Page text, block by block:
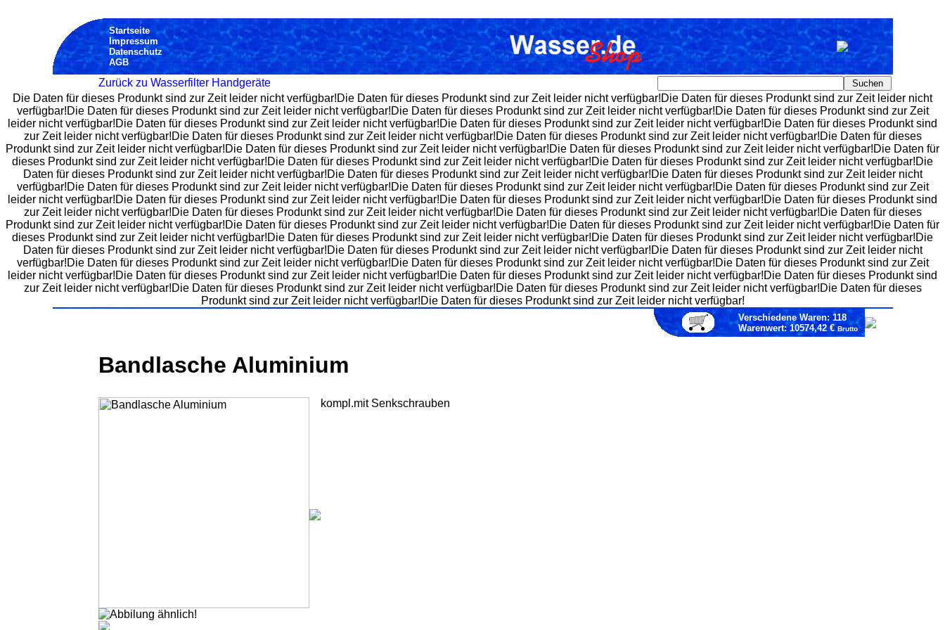
Startseite
Impressum
Datenschutz
AGB
Zurück zu Wasserfilter Handgeräte
Die Daten für dieses Produnkt sind zur Zeit leider nicht verfügbar!Die Daten für dieses Produnkt sind zur Zeit leider nicht verfügbar!Die Daten für dieses Produnkt sind zur Zeit leider nicht
verfügbar!Die Daten für dieses Produnkt sind zur Zeit leider nicht verfügbar!Die Daten für dieses Produnkt sind zur Zeit leider nicht verfügbar!Die Daten für dieses Produnkt sind zur Zeit
leider nicht verfügbar!Die Daten für dieses Produnkt sind zur Zeit leider nicht verfügbar!Die Daten für dieses Produnkt sind zur Zeit leider nicht verfügbar!Die Daten für dieses Produnkt sind
zur Zeit leider nicht verfügbar!Die Daten für dieses Produnkt sind zur Zeit leider nicht verfügbar!Die Daten für dieses Produnkt sind zur Zeit leider nicht verfügbar!Die Daten für dieses
Produnkt sind zur Zeit leider nicht verfügbar!Die Daten für dieses Produnkt sind zur Zeit leider nicht verfügbar!Die Daten für dieses Produnkt sind zur Zeit leider nicht verfügbar!Die Daten für
dieses Produnkt sind zur Zeit leider nicht verfügbar!Die Daten für dieses Produnkt sind zur Zeit leider nicht verfügbar!Die Daten für dieses Produnkt sind zur Zeit leider nicht verfügbar!Die
Daten für dieses Produnkt sind zur Zeit leider nicht verfügbar!Die Daten für dieses Produnkt sind zur Zeit leider nicht verfügbar!Die Daten für dieses Produnkt sind zur Zeit leider nicht
verfügbar!Die Daten für dieses Produnkt sind zur Zeit leider nicht verfügbar!Die Daten für dieses Produnkt sind zur Zeit leider nicht verfügbar!Die Daten für dieses Produnkt sind zur Zeit
leider nicht verfügbar!Die Daten für dieses Produnkt sind zur Zeit leider nicht verfügbar!Die Daten für dieses Produnkt sind zur Zeit leider nicht verfügbar!Die Daten für dieses Produnkt sind
zur Zeit leider nicht verfügbar!Die Daten für dieses Produnkt sind zur Zeit leider nicht verfügbar!Die Daten für dieses Produnkt sind zur Zeit leider nicht verfügbar!Die Daten für dieses
Produnkt sind zur Zeit leider nicht verfügbar!Die Daten für dieses Produnkt sind zur Zeit leider nicht verfügbar!Die Daten für dieses Produnkt sind zur Zeit leider nicht verfügbar!Die Daten für
dieses Produnkt sind zur Zeit leider nicht verfügbar!Die Daten für dieses Produnkt sind zur Zeit leider nicht verfügbar!Die Daten für dieses Produnkt sind zur Zeit leider nicht verfügbar!Die
Daten für dieses Produnkt sind zur Zeit leider nicht verfügbar!Die Daten für dieses Produnkt sind zur Zeit leider nicht verfügbar!Die Daten für dieses Produnkt sind zur Zeit leider nicht
verfügbar!Die Daten für dieses Produnkt sind zur Zeit leider nicht verfügbar!Die Daten für dieses Produnkt sind zur Zeit leider nicht verfügbar!Die Daten für dieses Produnkt sind zur Zeit
leider nicht verfügbar!Die Daten für dieses Produnkt sind zur Zeit leider nicht verfügbar!Die Daten für dieses Produnkt sind zur Zeit leider nicht verfügbar!Die Daten für dieses Produnkt sind
zur Zeit leider nicht verfügbar!Die Daten für dieses Produnkt sind zur Zeit leider nicht verfügbar!Die Daten für dieses Produnkt sind zur Zeit leider nicht verfügbar!Die Daten für dieses
Produnkt sind zur Zeit leider nicht verfügbar!Die Daten für dieses Produnkt sind zur Zeit leider nicht verfügbar!
Verschiedene Waren: 118
Warenwert: 10574,42 €Brutto
Bandlasche Aluminium
kompl.mit Senkschrauben